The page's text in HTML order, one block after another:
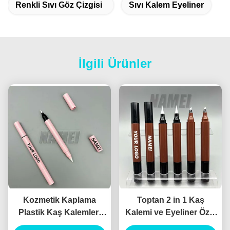
Renkli Sıvı Göz Çizgisi Sıvı Kalem Eyeliner
İlgili Ürünler
Kozmetik Kaplama
Plastik Kaş Kalemleri
Paketleme Sıvı Eyeliner
Toptan 2 in 1 Kaş
Kalemi ve Eyeliner Özel
Baskı Boş Kaş Kalemi